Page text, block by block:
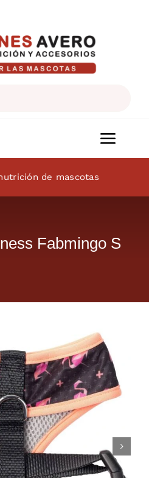
de mascotas
Fabmingo S